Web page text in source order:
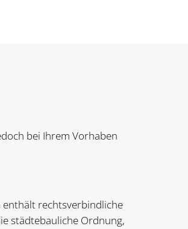
bei Ihrem Vorhaben
enthält rechtsverbindliche
städtebauliche Ordnung,